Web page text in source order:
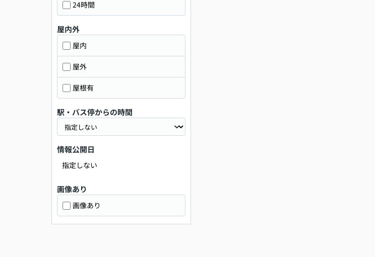
24時間
屋内外
屋内
屋外
屋根有
駅・バス停からの時間
情報公開日
指定しない
画像あり
画像あり